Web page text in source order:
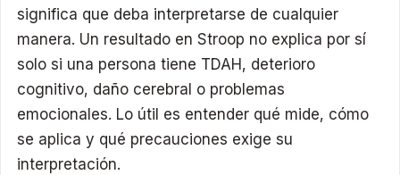
significa que deba interpretarse de cualquier
manera. Un resultado en Stroop no explica por sí
solo si una persona tiene TDAH, deterioro
cognitivo, daño cerebral o problemas
emocionales. Lo útil es entender qué mide, cómo
se aplica y qué precauciones exige su
interpretación.